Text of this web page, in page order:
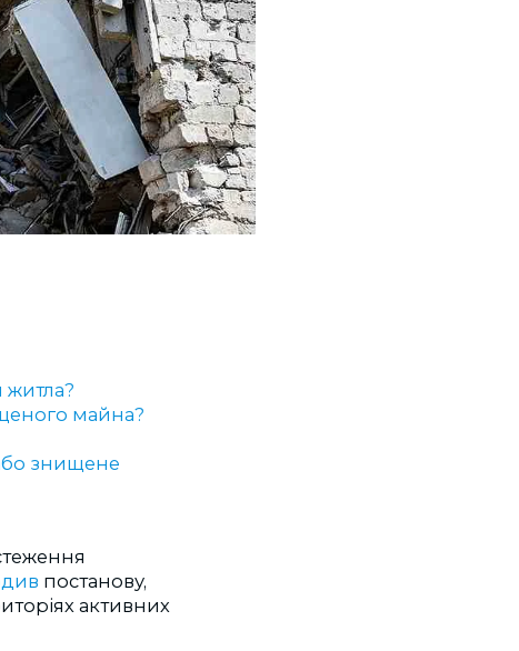
майна?
знищене
постанову,
активних